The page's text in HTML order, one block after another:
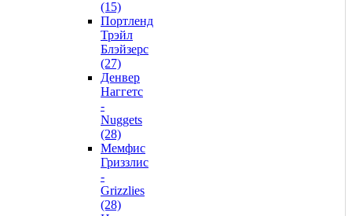
(15)
Портленд
Трэйл
Блэйзерс
(27)
Денвер
Наггетс
-
Nuggets
(28)
Мемфис
Гриззлис
-
Grizzlies
(28)